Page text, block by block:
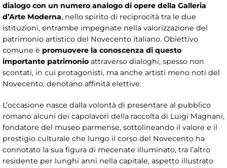
dialogo con un numero analogo di opere della Galleria
d’Arte Moderna, nello spirito di reciprocità tra le due
istituzioni, entrambe impegnate nella valorizzazione del
patrimonio artistico del Novecento italiano. Obiettivo
comune è promuovere la conoscenza di questo
importante patrimonio attraverso dialoghi, spesso non
scontati, in cui protagonisti, ma anche artisti meno noti del
Novecento, denotano affinità elettive.
L’occasione nasce dalla volontà di presentare al pubblico
romano alcuni dei capolavori della raccolta di Luigi Magnani,
fondatore del museo parmense, sottolineando il valore e il
prestigio culturale che lungo il corso del Novecento ha
connotato la sua figura di mecenate illuminato, tra l’altro
residente per lunghi anni nella capitale, aspetto illustrato